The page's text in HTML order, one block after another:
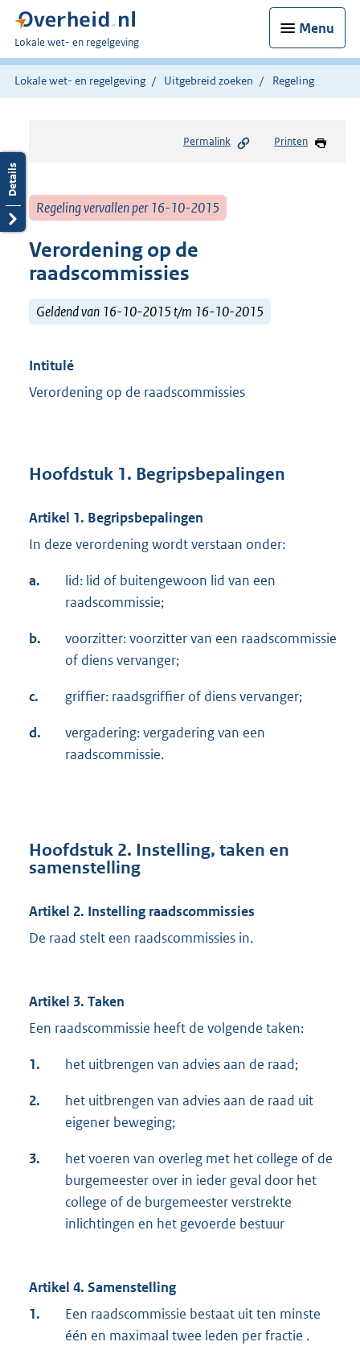
Menu
U
bent
hier:
Lokale wet- en regelgeving
Lokale wet- en regelgeving Uitgebreid zoeken Regeling
Permalink Printen
Regeling vervallen per 16-10-2015
Verordening op de
raadscommissies
Geldend van 16-10-2015 t/m 16-10-2015
Intitulé
Verordening op de raadscommissies
Hoofdstuk 1. Begripsbepalingen
Artikel 1. Begripsbepalingen
In deze verordening wordt verstaan onder:
a.
lid: lid of buitengewoon lid van een
raadscommissie;
b.
voorzitter: voorzitter van een raadscommissie
of diens vervanger;
c. griffier: raadsgriffier of diens vervanger;
d.
vergadering: vergadering van een
raadscommissie.
Hoofdstuk 2. Instelling, taken en
samenstelling
Artikel 2. Instelling raadscommissies
De raad stelt een raadscommissies in.
Artikel 3. Taken
Een raadscommissie heeft de volgende taken:
1. het uitbrengen van advies aan de raad;
2.
het uitbrengen van advies aan de raad uit
eigener beweging;
3.
het voeren van overleg met het college of de
burgemeester over in ieder geval door het
college of de burgemeester verstrekte
inlichtingen en het gevoerde bestuur
Artikel 4. Samenstelling
1.
Een raadscommissie bestaat uit ten minste
één en maximaal twee leden per fractie .